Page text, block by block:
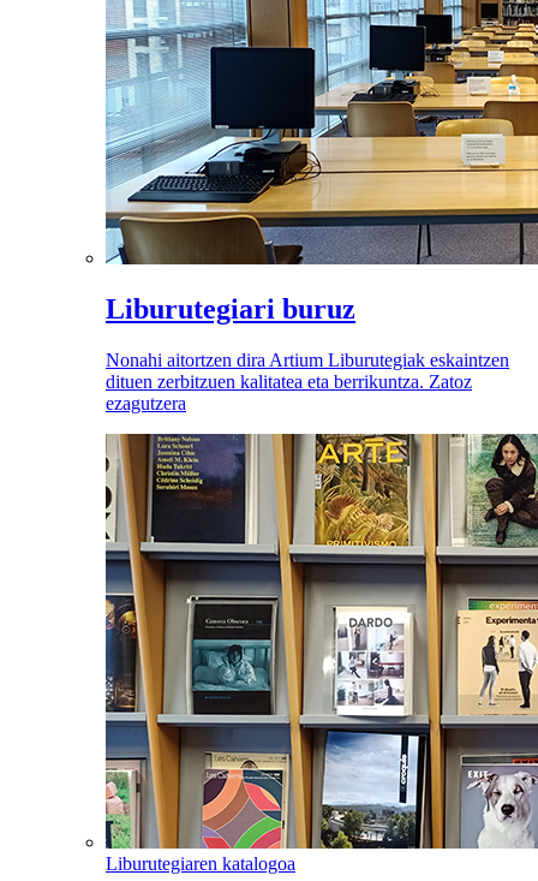
Liburutegiari buruz
Nonahi aitortzen dira Artium Liburutegiak eskaintzen
dituen zerbitzuen kalitatea eta berrikuntza. Zatoz
ezagutzera
Liburutegiaren katalogoa